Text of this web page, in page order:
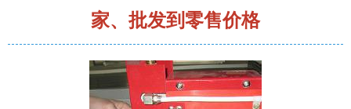
家、批发到零售价格